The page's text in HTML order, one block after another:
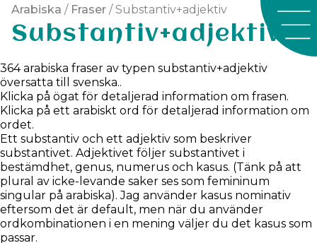
Arabiska / Fraser / Substantiv+adjektiv
Substantiv+adjektiv
364 arabiska fraser av typen substantiv+adjektiv
översatta till svenska..
Klicka på ögat för detaljerad information om frasen.
Klicka på ett arabiskt ord för detaljerad information om
ordet.
Ett substantiv och ett adjektiv som beskriver
substantivet. Adjektivet följer substantivet i
bestämdhet, genus, numerus och kasus. (Tänk på att
plural av icke-levande saker ses som femininum
singular på arabiska). Jag använder kasus nominativ
eftersom det är default, men när du använder
ordkombinationen i en mening väljer du det kasus som
passar.